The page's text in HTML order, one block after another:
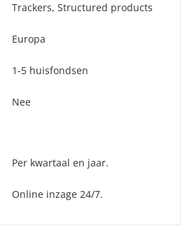
Trackers, Structured products
Europa
1-5 huisfondsen
Nee
Per kwartaal en jaar.
Online inzage 24/7.